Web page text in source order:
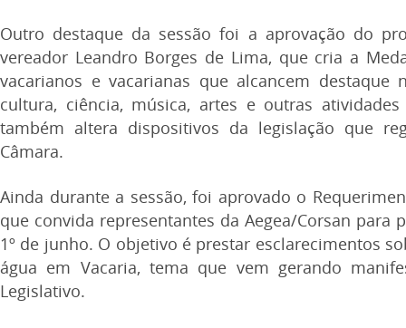
Outro destaque da sessão foi a aprovação do
vereador Leandro Borges de Lima, que cria a
vacarianos e vacarianas que alcancem
cultura, ciência, música, artes e outras
também altera dispositivos da legislação que
Câmara.
Ainda durante a sessão, foi aprovado o
que convida representantes da Aegea/Corsan
1º de junho. O objetivo é prestar esclarecimentos
água em Vacaria, tema que vem gerando
Legislativo.